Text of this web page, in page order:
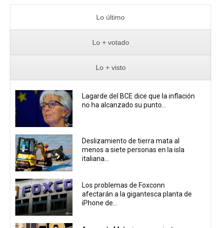
Lo último
Lo + votado
Lo + visto
Lagarde del BCE dice que la inflación
no ha alcanzado su punto...
Deslizamiento de tierra mata al
menos a siete personas en la isla
italiana...
Los problemas de Foxconn
afectarán a la gigantesca planta de
iPhone de...